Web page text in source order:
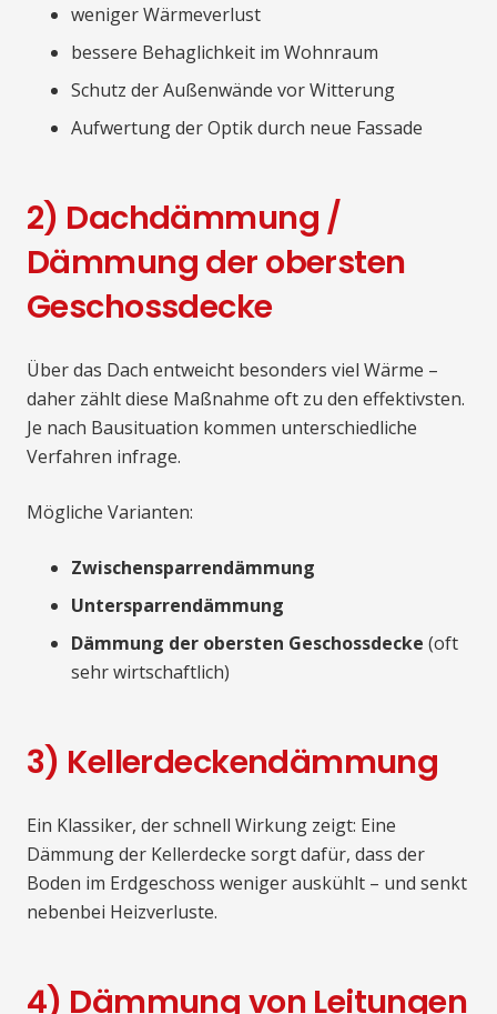
weniger Wärmeverlust
bessere Behaglichkeit im Wohnraum
Schutz der Außenwände vor Witterung
Aufwertung der Optik durch neue Fassade
2) Dachdämmung /
Dämmung der obersten
Geschossdecke
Über das Dach entweicht besonders viel Wärme –
daher zählt diese Maßnahme oft zu den effektivsten.
Je nach Bausituation kommen unterschiedliche
Verfahren infrage.
Mögliche Varianten:
Zwischensparrendämmung
Untersparrendämmung
Dämmung der obersten Geschossdecke (oft
sehr wirtschaftlich)
3) Kellerdeckendämmung
Ein Klassiker, der schnell Wirkung zeigt: Eine
Dämmung der Kellerdecke sorgt dafür, dass der
Boden im Erdgeschoss weniger auskühlt – und senkt
nebenbei Heizverluste.
4) Dämmung von Leitungen